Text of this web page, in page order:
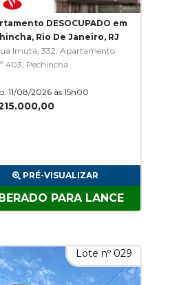
DESOCUPADO em
Rio De Janeiro, RJ
Imuta, 332, Apartamento
403, Pechincha
11/08/2026 às 15h00
PRÉ-VISUALIZAR
PARA LANCE
Lote nº 029